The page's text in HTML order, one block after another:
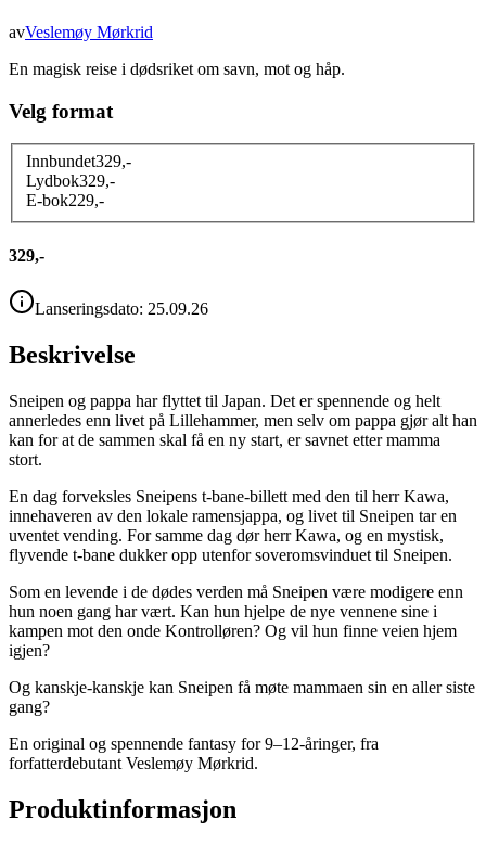
avVeslemøy Mørkrid
En magisk reise i dødsriket om savn, mot og håp.
Velg format
Innbundet329,-
Lydbok329,-
E-bok229,-
329,-
Lanseringsdato: 25.09.26
Beskrivelse
Sneipen og pappa har flyttet til Japan. Det er spennende og helt
annerledes enn livet på Lillehammer, men selv om pappa gjør alt han
kan for at de sammen skal få en ny start, er savnet etter mamma
stort.
En dag forveksles Sneipens t-bane-billett med den til herr Kawa,
innehaveren av den lokale ramensjappa, og livet til Sneipen tar en
uventet vending. For samme dag dør herr Kawa, og en mystisk,
flyvende t-bane dukker opp utenfor soveromsvinduet til Sneipen.
Som en levende i de dødes verden må Sneipen være modigere enn
hun noen gang har vært. Kan hun hjelpe de nye vennene sine i
kampen mot den onde Kontrolløren? Og vil hun finne veien hjem
igjen?
Og kanskje-kanskje kan Sneipen få møte mammaen sin en aller siste
gang?
En original og spennende fantasy for 9–12-åringer, fra
forfatterdebutant Veslemøy Mørkrid.
Produktinformasjon